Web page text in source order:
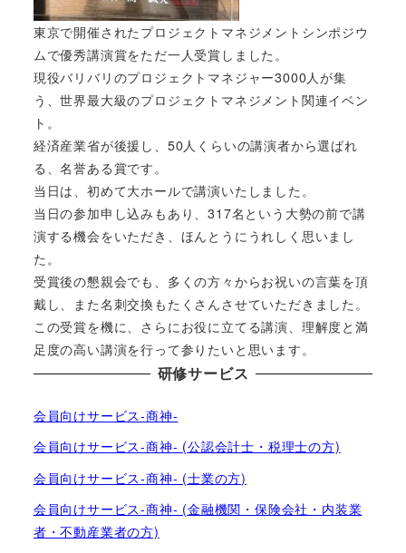
東京で開催されたプロジェクトマネジメントシンポジウ
ムで優秀講演賞をただ一人受賞しました。
現役バリバリのプロジェクトマネジャー3000人が集
う、世界最大級のプロジェクトマネジメント関連イベン
ト。
経済産業省が後援し、50人くらいの講演者から選ばれ
る、名誉ある賞です。
当日は、初めて大ホールで講演いたしました。
当日の参加申し込みもあり、317名という大勢の前で講
演する機会をいただき、ほんとうにうれしく思いまし
た。
受賞後の懇親会でも、多くの方々からお祝いの言葉を頂
戴し、また名刺交換もたくさんさせていただきました。
この受賞を機に、さらにお役に立てる講演、理解度と満
足度の高い講演を行って参りたいと思います。
研修サービス
会員向けサービス-商神-
会員向けサービス-商神- (公認会計士・税理士の方)
会員向けサービス-商神- (士業の方)
会員向けサービス-商神- (金融機関・保険会社・内装業
者・不動産業者の方)